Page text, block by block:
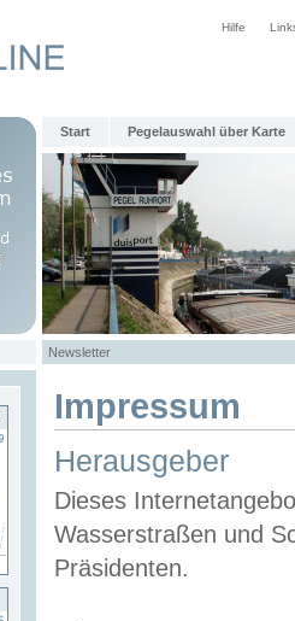
Hilfe
Start Pegelauswahl über Karte
Newsletter
Impressum
Herausgeber
Dieses
Wasserstraßen und
Präsidenten.